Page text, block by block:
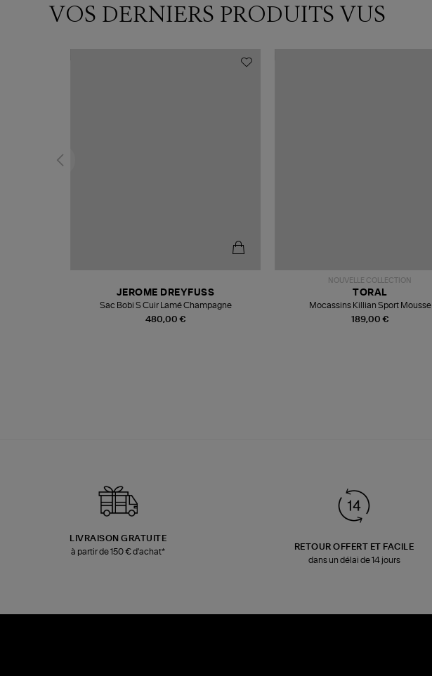
VOS DERNIERS PRODUITS VUS
480,00 €
JEROME DREYFUSS
Sac Bobi S Cuir Lamé Champagne
NOUVELLE COLLECTION
189,00 €
TORAL
Mocassins Killian Sport Mousse
LIVRAISON GRATUITE
à partir de 150 € d'achat*
RETOUR OFFERT ET FACILE
dans un délai de 14 jours